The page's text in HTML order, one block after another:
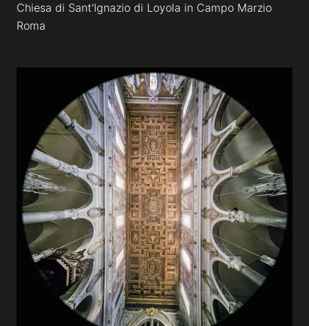
Chiesa di Sant'Ignazio di Loyola in Campo Marzio
Roma